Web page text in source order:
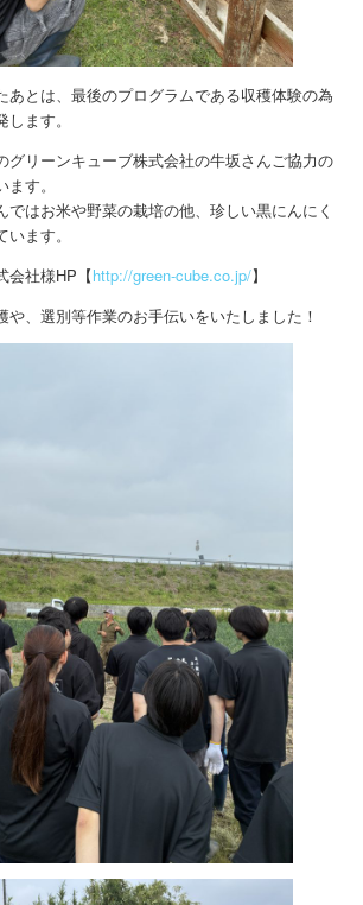
あとは、最後のプログラムである収穫体験の為
ます。
グリーンキューブ株式会社の牛坂さんご協力の
す。
ではお米や野菜の栽培の他、珍しい黒にんにく
ます。
会社様HP【http://green-cube.co.jp/】
や、選別等作業のお手伝いをいたしました！